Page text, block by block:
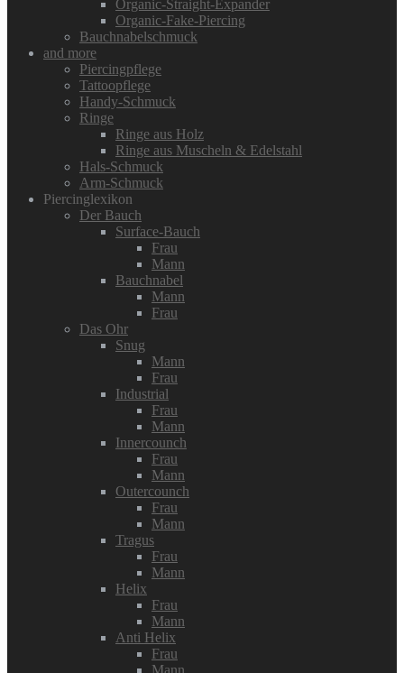
Organic-Straight-Expander
Organic-Fake-Piercing
Bauchnabelschmuck
and more
Piercingpflege
Tattoopflege
Handy-Schmuck
Ringe
Ringe aus Holz
Ringe aus Muscheln & Edelstahl
Hals-Schmuck
Arm-Schmuck
Piercinglexikon
Der Bauch
Surface-Bauch
Frau
Mann
Bauchnabel
Mann
Frau
Das Ohr
Snug
Mann
Frau
Industrial
Frau
Mann
Innercounch
Frau
Mann
Outercounch
Frau
Mann
Tragus
Frau
Mann
Helix
Frau
Mann
Anti Helix
Frau
Mann